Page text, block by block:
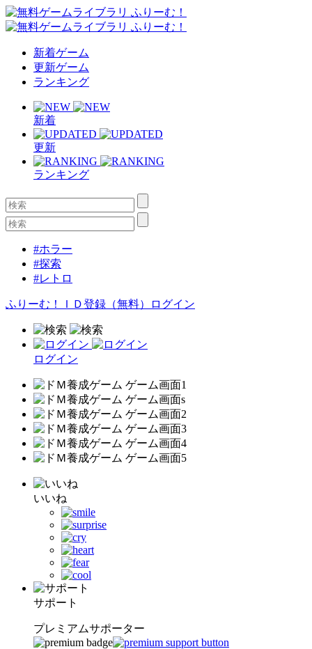
新着ゲーム
更新ゲーム
ランキング
新着
更新
ランキング
#ホラー
#探索
#レトロ
ふりーむ！ＩＤ登録（無料） ログイン
ログイン
いいね
サポート
プレミアムサポーター